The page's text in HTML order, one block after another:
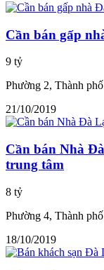
Cần bán gấp
9 tỷ
Phường 2, Thành
21/10/2019
Cần bán Nhà
trung tâm
8 tỷ
Phường 4, Thành
18/10/2019